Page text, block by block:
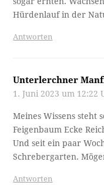
Hürdenlauf in der
Antworten
Unterlerchner
1. Juni 2023 um 12:22
Meines Wissens steht
Feigenbaum Ecke
Und seit ein paar
Schrebergarten.
Antworten